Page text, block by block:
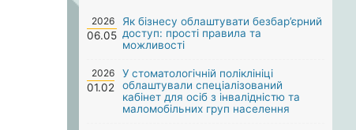
2026
06.05
Як бізнесу облаштувати безбар’єрний
доступ: прості правила та
можливості
2026
01.02
У стоматологічній поліклініці
облаштували спеціалізований
кабінет для осіб з інвалідністю та
маломобільних груп населення